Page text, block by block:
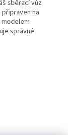
sběrací vůz
na
správné